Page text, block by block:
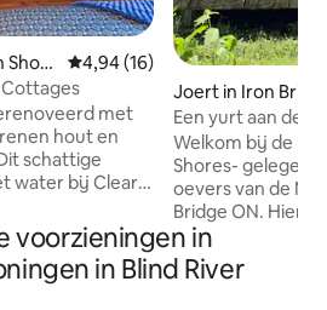
Gemiddelde beoordeling van
4,94 (16)
Cottages
met
hout en
schattige
water bij Clear
een
en een grote
Dit
Joert in Iron
Een yurt aan de
Mississagi.
Welkom bij de
Shores- gelegen
oevers van de
Bridge ON. Hier
leven halen en
met de
te komen en op
voorzieningen in
in Blind River